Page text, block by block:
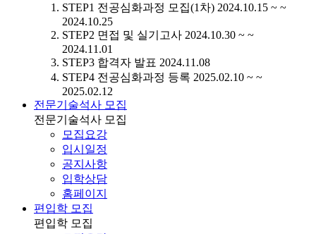
STEP1 전공심화과정 모집(1차) 2024.10.15 ~ ~
2024.10.25
STEP2 면접 및 실기고사 2024.10.30 ~ ~
2024.11.01
STEP3 합격자 발표 2024.11.08
STEP4 전공심화과정 등록 2025.02.10 ~ ~
2025.02.12
전문기술석사 모집
전문기술석사 모집
모집요강
입시일정
공지사항
입학상담
홈페이지
편입학 모집
편입학 모집